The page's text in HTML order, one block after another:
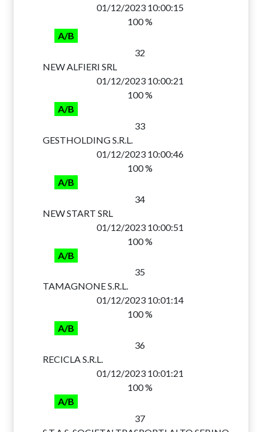
01/12/2023 10:00:15
100 %
A/B
32
NEW ALFIERI SRL
01/12/2023 10:00:21
100 %
A/B
33
GESTHOLDING S.R.L.
01/12/2023 10:00:46
100 %
A/B
34
NEW START SRL
01/12/2023 10:00:51
100 %
A/B
35
TAMAGNONE S.R.L.
01/12/2023 10:01:14
100 %
A/B
36
RECICLA S.R.L.
01/12/2023 10:01:21
100 %
A/B
37